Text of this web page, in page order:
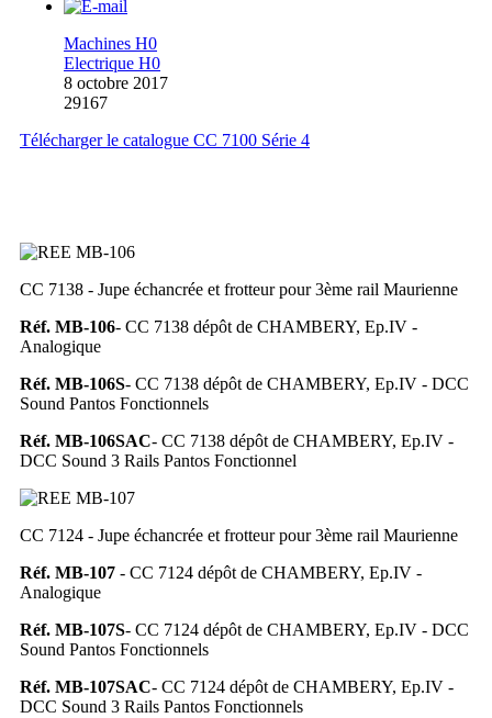
Machines H0
Electrique H0
8 octobre 2017
29167
Télécharger le catalogue CC 7100 Série 4
CC 7138 - Jupe échancrée et frotteur pour 3ème rail Maurienne
Réf. MB-106- CC 7138 dépôt de CHAMBERY, Ep.IV -
Analogique
Réf. MB-106S- CC 7138 dépôt de CHAMBERY, Ep.IV - DCC
Sound Pantos Fonctionnels
Réf. MB-106SAC- CC 7138 dépôt de CHAMBERY, Ep.IV -
DCC Sound 3 Rails Pantos Fonctionnel
CC 7124 - Jupe échancrée et frotteur pour 3ème rail Maurienne
Réf. MB-107 - CC 7124 dépôt de CHAMBERY, Ep.IV -
Analogique
Réf. MB-107S- CC 7124 dépôt de CHAMBERY, Ep.IV - DCC
Sound Pantos Fonctionnels
Réf. MB-107SAC- CC 7124 dépôt de CHAMBERY, Ep.IV -
DCC Sound 3 Rails Pantos Fonctionnels